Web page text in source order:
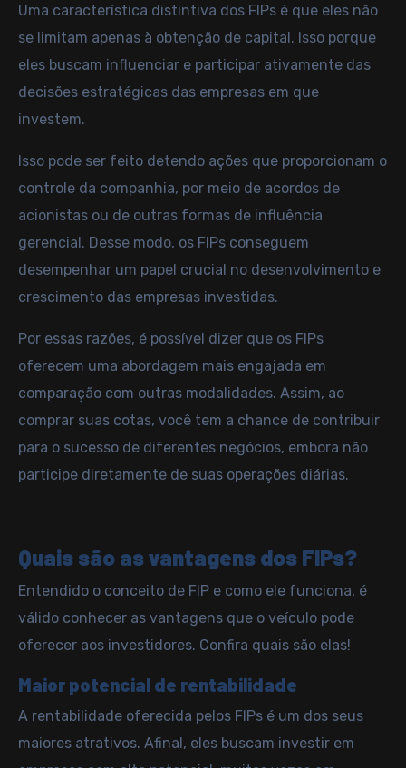
Uma característica distintiva dos FIPs é que eles não
se limitam apenas à obtenção de capital. Isso porque
eles buscam influenciar e participar ativamente das
decisões estratégicas das empresas em que
investem.
Isso pode ser feito detendo ações que proporcionam o
controle da companhia, por meio de acordos de
acionistas ou de outras formas de influência
gerencial. Desse modo, os FIPs conseguem
desempenhar um papel crucial no desenvolvimento e
crescimento das empresas investidas.
Por essas razões, é possível dizer que os FIPs
oferecem uma abordagem mais engajada em
comparação com outras modalidades. Assim, ao
comprar suas cotas, você tem a chance de contribuir
para o sucesso de diferentes negócios, embora não
participe diretamente de suas operações diárias.
Quais são as vantagens dos FIPs?
Entendido o conceito de FIP e como ele funciona, é
válido conhecer as vantagens que o veículo pode
oferecer aos investidores. Confira quais são elas!
Maior potencial de rentabilidade
A rentabilidade oferecida pelos FIPs é um dos seus
maiores atrativos. Afinal, eles buscam investir em